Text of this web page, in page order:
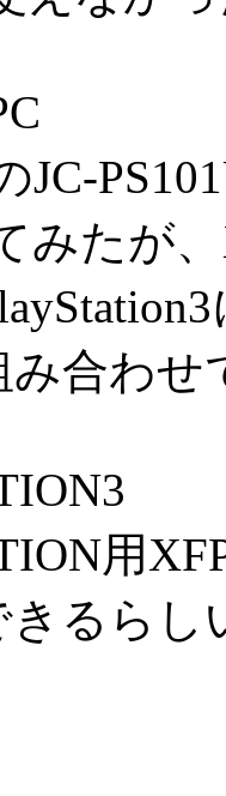
みたが
み合わ
用
きるらし